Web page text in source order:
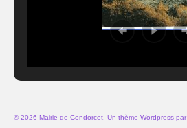
© 2026 Mairie de Condorcet. Un thème Wordpress par